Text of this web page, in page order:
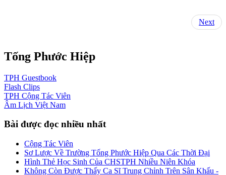
Next
Tống Phước Hiệp
TPH Guestbook
Flash Clips
TPH Cộng Tác Viên
Âm Lịch Việt Nam
Bài được đọc nhiều nhất
Cộng Tác Viên
Sơ Lược Về Trường Tống Phước Hiệp Qua Các Thời Đại
Hình Thẻ Học Sinh Của CHSTPH Nhiều Niên Khóa
Không Còn Được Thấy Ca Sĩ Trung Chỉnh Trên Sân Khấu -